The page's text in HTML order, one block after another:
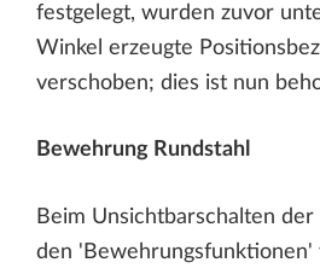
festgelegt, wurden zuvor
Winkel erzeugte
verschoben; dies ist nun
Bewehrung Rundstahl
Beim Unsichtbarschalten
den 'Bewehrungsfunktionen'